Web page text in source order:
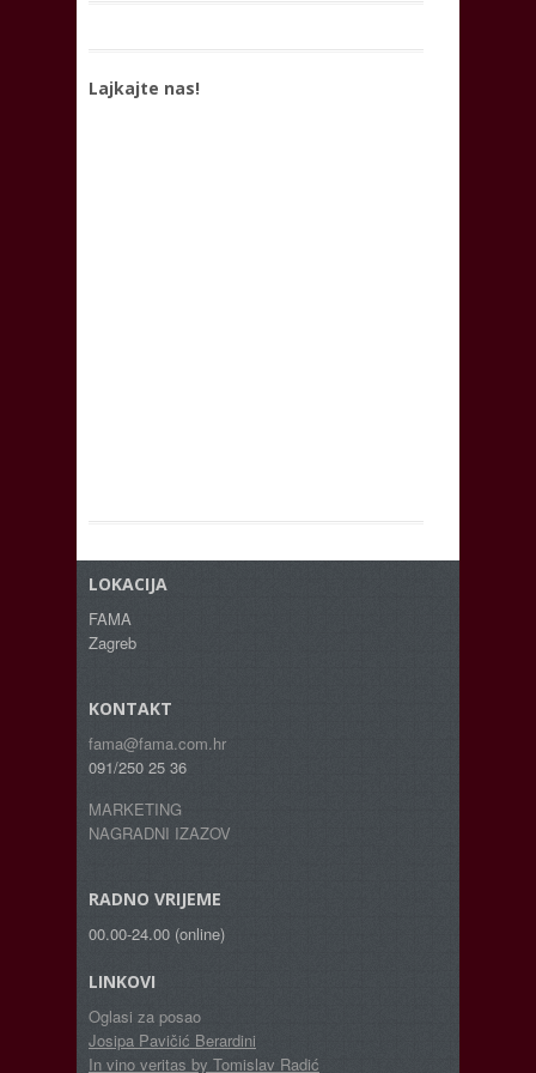
Lajkajte nas!
LOKACIJA
FAMA
Zagreb
KONTAKT
fama@fama.com.hr
091/250 25 36
MARKETING
NAGRADNI IZAZOV
RADNO VRIJEME
00.00-24.00 (online)
LINKOVI
Oglasi za posao
Josipa Pavičić Berardini
In vino veritas by Tomislav Radić